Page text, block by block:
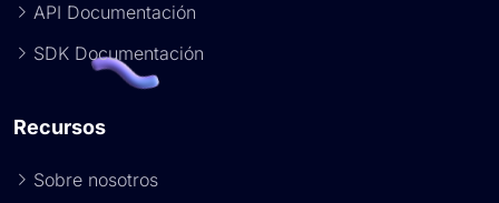
API Documentación
SDK Documentación
Recursos
Sobre nosotros